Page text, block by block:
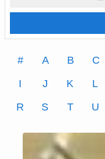
# A B C
I
J K L
R
S T U